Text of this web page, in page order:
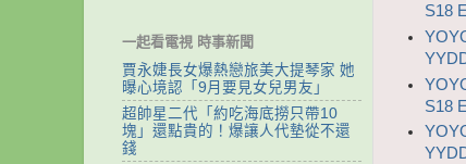
S18
S18
一起看電視 時事新聞
賈永婕長女爆熱戀旅美大提琴家 她
曝心境認「9月要見女兒男友」
超帥星二代「約吃海底撈只帶10
塊」還點貴的！爆讓人代墊從不還
錢